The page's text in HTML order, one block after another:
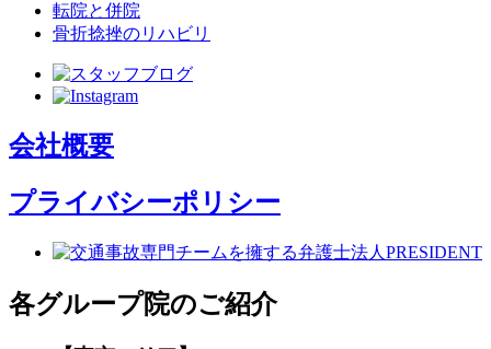
転院と併院
骨折捻挫のリハビリ
会社概要
プライバシーポリシー
各グループ院のご紹介